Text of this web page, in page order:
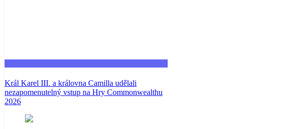
Král Karel III. a královna Camilla udělali
nezapomenutelný vstup na Hry Commonwealthu
2026